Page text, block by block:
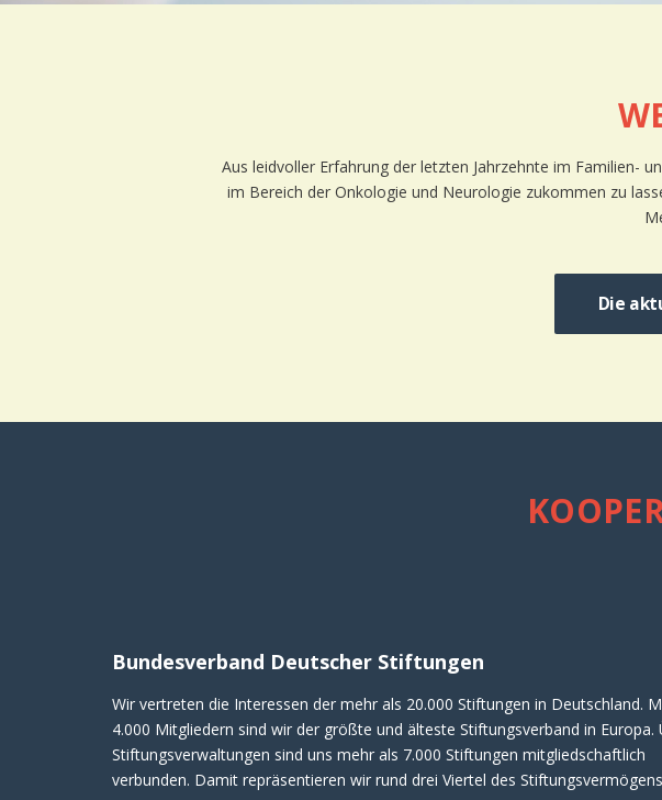
Aus leidvoller Erfahrung der letzten Jahrzehnte im Familien-
im Bereich der Onkologie und Neurologie zukommen zu
Die
Bundesverband Deutscher Stiftungen
Wir vertreten die Interessen der mehr als 20.000 Stiftungen in Deutschland.
4.000 Mitgliedern sind wir der größte und älteste Stiftungsverband in Europa.
Stiftungsverwaltungen sind uns mehr als 7.000 Stiftungen mitgliedschaftlich
verbunden. Damit repräsentieren wir rund drei Viertel des